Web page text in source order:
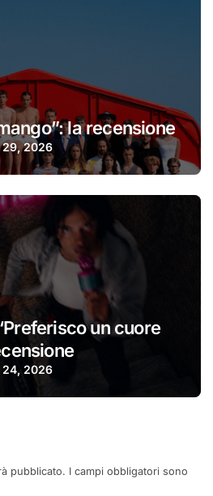
la recensione
29, 2026
un cuore
24, 2026
pubblicato. I campi obbligatori sono